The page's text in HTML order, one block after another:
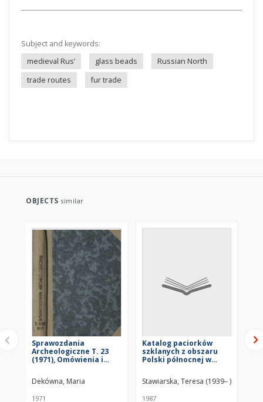
Subject and keywords:
medieval Rus’
glass beads
Russian North
trade routes
fur trade
OBJECTS similar
Sprawozdania
Archeologiczne T. 23
(1971), Omówienia i
Dekówna, Maria
1971
Katalog paciorków
szklanych z obszaru
Polski północnej w
rzymskich
Stawiarska, Teresa (1939– )
1987